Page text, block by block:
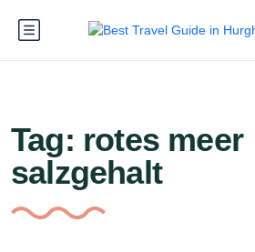
Tag: rotes meer
salzgehalt